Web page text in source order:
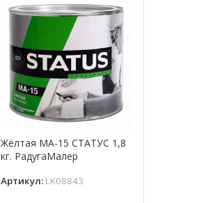
Жёлтая МА-15 СТАТУС 1,8
кг. РадугаМалер
Артикул: LK08843